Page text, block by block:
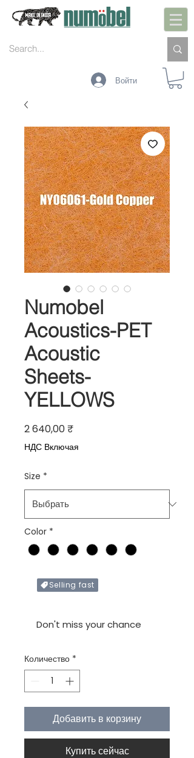
Войти
Numobel
Acoustics-PET
Acoustic
Sheets-
YELLOWS
2 640,00 ₹Цена
НДС Включая
Size *
Color *
Selling fast
Don't miss your chance
Количество *
Добавить в корзину
Купить сейчас